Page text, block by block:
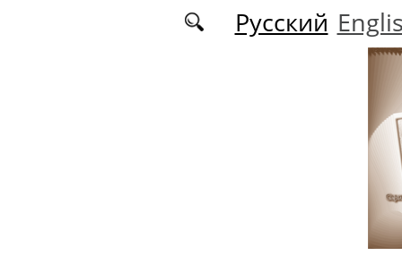
Перейти к основному содержаниюРусский